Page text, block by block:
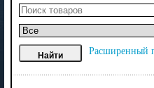
Расширенный